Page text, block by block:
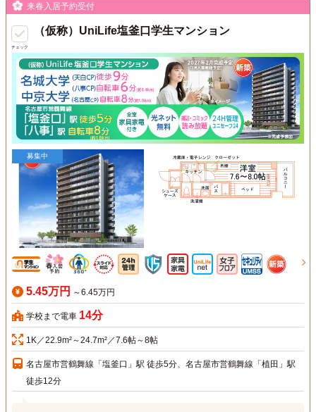
チェック
来春入居予約受付
（仮称）UniLife塩釜口学生マンション
募集中
5.45万円 ～6.45万円
学校まで電車 14分
1K／22.9m²～24.7m²／7.6帖～8帖
名古屋市営鶴舞線「塩釜口」駅 徒歩5分、名古屋市営鶴舞線「植田」駅
徒歩12分